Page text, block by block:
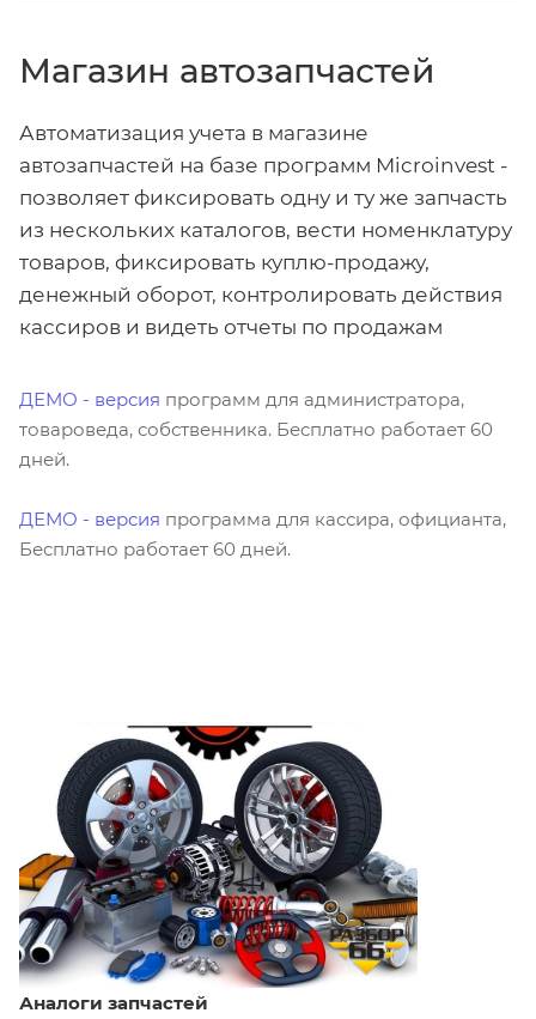
Магазин автозапчастей
Автоматизация учета в магазине
автозапчастей на базе программ Microinvest -
позволяет фиксировать одну и ту же запчасть
из нескольких каталогов, вести номенклатуру
товаров, фиксировать куплю-продажу,
денежный оборот, контролировать действия
кассиров и видеть отчеты по продажам
ДЕМО - версия программ для администратора,
товароведа, собственника. Бесплатно работает 60
дней.
ДЕМО - версия программа для кассира, официанта,
Бесплатно работает 60 дней.
Аналоги запчастей